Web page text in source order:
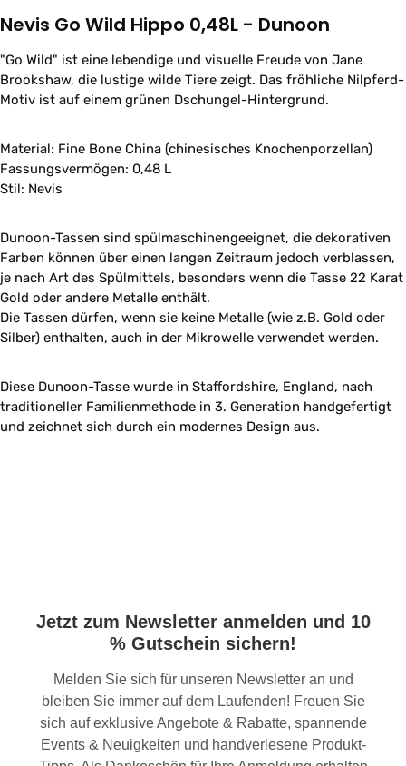
Nevis Go Wild Hippo 0,48L - Dunoon
"Go Wild" ist eine lebendige und visuelle Freude von Jane
Brookshaw, die lustige wilde Tiere zeigt. Das fröhliche Nilpferd-
Motiv ist auf einem grünen Dschungel-Hintergrund.
Material: Fine Bone China (chinesisches Knochenporzellan)
Fassungsvermögen: 0,48 L
Stil: Nevis
Dunoon-Tassen sind spülmaschinengeeignet, die dekorativen
Farben können über einen langen Zeitraum jedoch verblassen,
je nach Art des Spülmittels, besonders wenn die Tasse 22 Karat
Gold oder andere Metalle enthält.
Die Tassen dürfen, wenn sie keine Metalle (wie z.B. Gold oder
Silber) enthalten, auch in der Mikrowelle verwendet werden.
Diese Dunoon-Tasse wurde in Staffordshire, England, nach
traditioneller Familienmethode in 3. Generation handgefertigt
und zeichnet sich durch ein modernes Design aus.
Jetzt zum Newsletter anmelden und 10
% Gutschein sichern!
Melden Sie sich für unseren Newsletter an und
bleiben Sie immer auf dem Laufenden! Freuen Sie
sich auf exklusive Angebote & Rabatte, spannende
Events & Neuigkeiten und handverlesene Produkt-